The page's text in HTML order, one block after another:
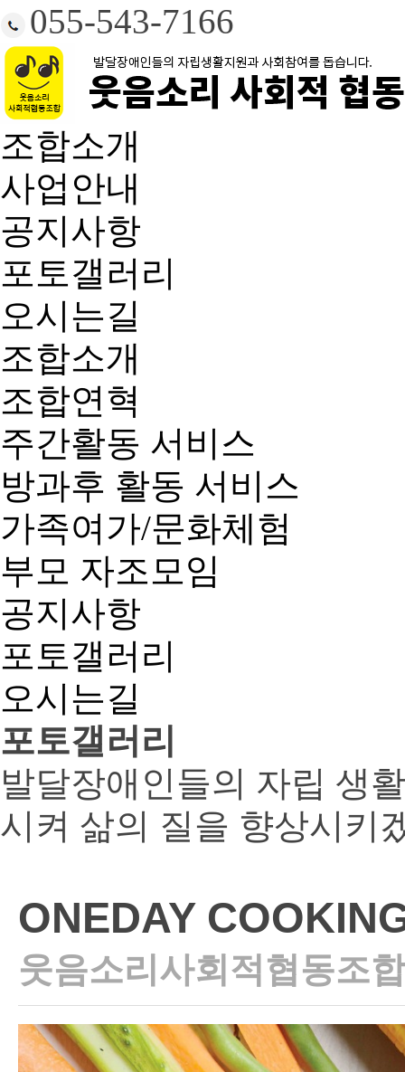
055-543-7166
조합소개
사업안내
공지사항
포토갤러리
오시는길
조합소개
조합연혁
주간활동 서비스
방과후 활동 서비스
가족여가/문화체험
부모 자조모임
공지사항
포토갤러리
오시는길
포토갤러리
발달장애인들의 자립 생
시켜 삶의 질을 향상시키
ONEDAY
웃음소리사회적협동조합